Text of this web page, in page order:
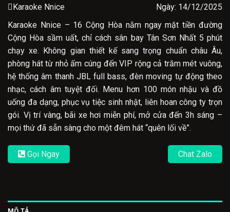
Karaoke Nnice
Ngày: 14/12/2025
Karaoke Nnice – 16 Cộng Hòa nằm ngay mặt tiền đường
Cộng Hòa sầm uất, chỉ cách sân bay Tân Sơn Nhất 5 phút
chạy xe. Không gian thiết kế sang trọng chuẩn châu Âu,
phòng hát từ nhỏ ấm cúng đến VIP rộng cả trăm mét vuông,
hệ thống âm thanh JBL full bass, đèn moving tự động theo
nhạc, cách âm tuyệt đối. Menu hơn 100 món nhậu và đồ
uống đa dạng, phục vụ tiệc sinh nhật, liên hoan công ty trọn
gói. Vị trí vàng, bãi xe hơi miễn phí, mở cửa đến 3h sáng –
mọi thứ đã sẵn sàng cho một đêm hát “quên lối về”.
Gọi Ngay Chat Zalo